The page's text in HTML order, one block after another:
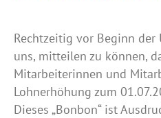
Rechtzeitig vor Beginn
uns, mitteilen zu können,
Mitarbeiterinnen und
Lohnerhöhung zum
Dieses „Bonbon“ ist